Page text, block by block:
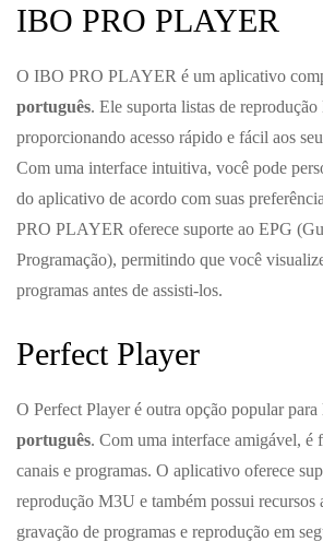
IBO PRO PLAYER
O IBO PRO PLAYER é um aplicativo
português. Ele suporta listas de
proporcionando acesso rápido e fácil aos
Com uma interface intuitiva, você pode
do aplicativo de acordo com suas
PRO PLAYER oferece suporte ao EPG
Programação), permitindo que você
programas antes de assisti-los.
Perfect Player
O Perfect Player é outra opção popular para
português. Com uma interface amigável, é
canais e programas. O aplicativo oferece
reprodução M3U e também possui recursos
gravação de programas e reprodução em